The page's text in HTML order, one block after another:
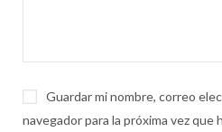
Guardar mi nombre, correo
navegador para la próxima vez que